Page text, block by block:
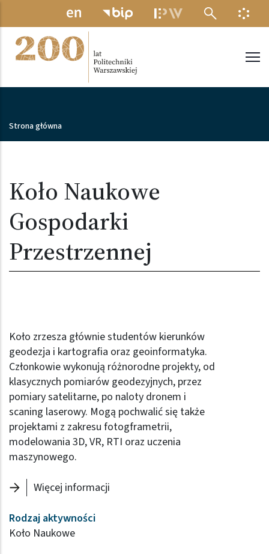
Przejdź do treści
MENU
Ścieżka nawigacyjna
Strona główna
Koło Naukowe
Gospodarki
Przestrzennej
Koło zrzesza głównie studentów kierunków
geodezja i kartografia oraz geoinformatyka.
Członkowie wykonują różnorodne projekty, od
klasycznych pomiarów geodezyjnych, przez
pomiary satelitarne, po naloty dronem i
scaning laserowy. Mogą pochwalić się także
projektami z zakresu fotogframetrii,
modelowania 3D, VR, RTI oraz uczenia
maszynowego.
Więcej informacji
Rodzaj aktywności
Koło Naukowe